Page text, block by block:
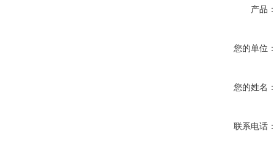
产品
您的单位
您的姓名
联系电话